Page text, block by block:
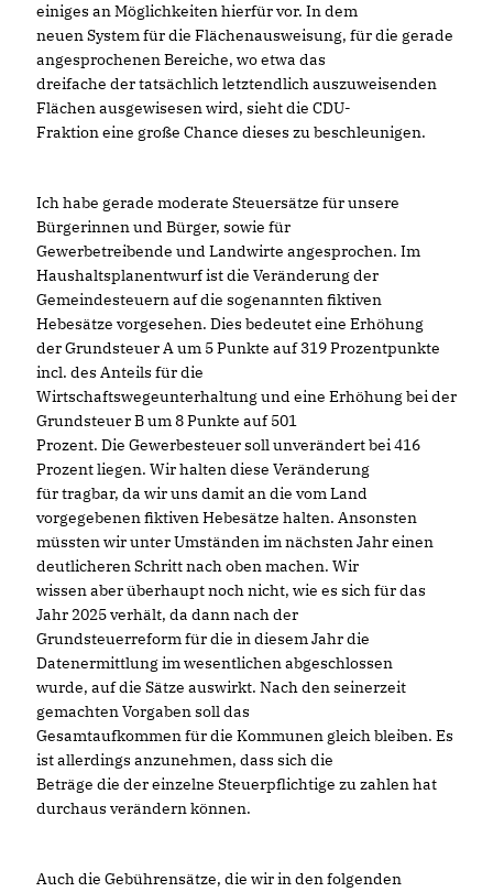
einiges an Möglichkeiten hierfür vor. In dem
neuen System für die Flächenausweisung, für die gerade
angesprochenen Bereiche, wo etwa das
dreifache der tatsächlich letztendlich auszuweisenden
Flächen ausgewisesen wird, sieht die CDU-
Fraktion eine große Chance dieses zu beschleunigen.
Ich habe gerade moderate Steuersätze für unsere
Bürgerinnen und Bürger, sowie für
Gewerbetreibende und Landwirte angesprochen. Im
Haushaltsplanentwurf ist die Veränderung der
Gemeindesteuern auf die sogenannten fiktiven
Hebesätze vorgesehen. Dies bedeutet eine Erhöhung
der Grundsteuer A um 5 Punkte auf 319 Prozentpunkte
incl. des Anteils für die
Wirtschaftswegeunterhaltung und eine Erhöhung bei der
Grundsteuer B um 8 Punkte auf 501
Prozent. Die Gewerbesteuer soll unverändert bei 416
Prozent liegen. Wir halten diese Veränderung
für tragbar, da wir uns damit an die vom Land
vorgegebenen fiktiven Hebesätze halten. Ansonsten
müssten wir unter Umständen im nächsten Jahr einen
deutlicheren Schritt nach oben machen. Wir
wissen aber überhaupt noch nicht, wie es sich für das
Jahr 2025 verhält, da dann nach der
Grundsteuerreform für die in diesem Jahr die
Datenermittlung im wesentlichen abgeschlossen
wurde, auf die Sätze auswirkt. Nach den seinerzeit
gemachten Vorgaben soll das
Gesamtaufkommen für die Kommunen gleich bleiben. Es
ist allerdings anzunehmen, dass sich die
Beträge die der einzelne Steuerpflichtige zu zahlen hat
durchaus verändern können.
Auch die Gebührensätze, die wir in den folgenden